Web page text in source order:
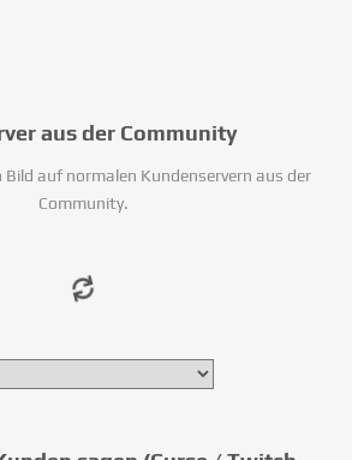
aus der Community
Bild auf normalen Kundenservern aus der
Community.